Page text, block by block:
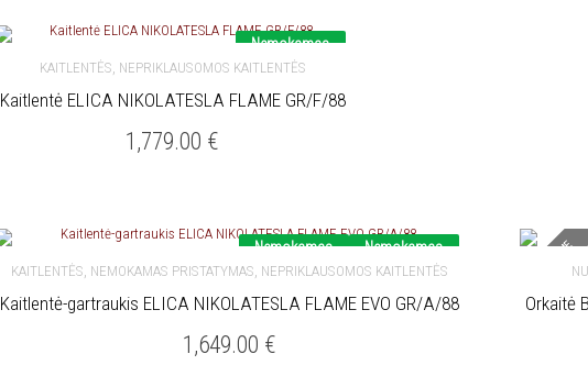
Nemokamas
pristatymas
Į KREPŠELĮ
KAITLENTĖS, NEPRIKLAUSOMOS KAITLENTĖS
Kaitlentė ELICA NIKOLATESLA FLAME GR/F/88
1,779.00 €
Nemokamas
pristatymas
Nemokamas
pristatymas
Į KREPŠELĮ
KAITLENTĖS, NEMOKAMAS PRISTATYMAS, NEPRIKLAUSOMOS KAITLENTĖS
Kaitlentė-gartraukis ELICA NIKOLATESLA FLAME EVO GR/A/88
1,649.00 €
NETURIME
Orkaitė